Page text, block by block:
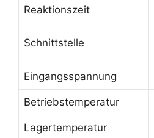
Reaktionszeit
Schnittstelle
Eingangsspannung
Betriebstemperatur
Lagertemperatur